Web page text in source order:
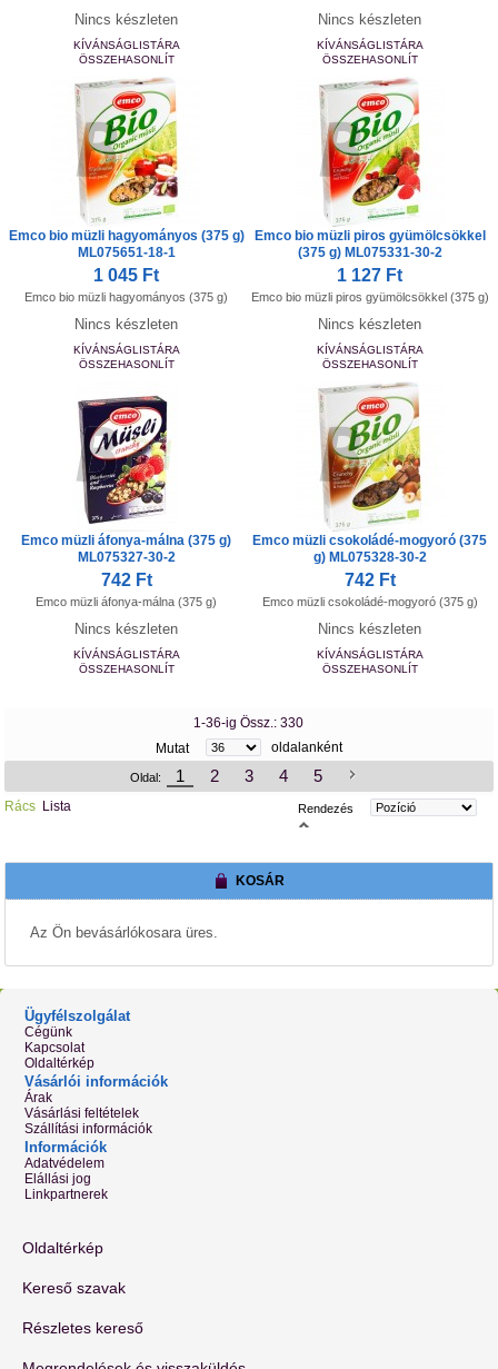
Nincs készleten
KÍVÁNSÁGLISTÁRA
ÖSSZEHASONLÍT
Nincs készleten
KÍVÁNSÁGLISTÁRA
ÖSSZEHASONLÍT
Emco bio müzli hagyományos (375 g)
ML075651-18-1
1 045 Ft
Emco bio müzli hagyományos (375 g)
Nincs készleten
KÍVÁNSÁGLISTÁRA
ÖSSZEHASONLÍT
Emco bio müzli piros gyümölcsökkel
(375 g) ML075331-30-2
1 127 Ft
Emco bio müzli piros gyümölcsökkel (375 g)
Nincs készleten
KÍVÁNSÁGLISTÁRA
ÖSSZEHASONLÍT
Emco müzli áfonya-málna (375 g)
ML075327-30-2
742 Ft
Emco müzli áfonya-málna (375 g)
Nincs készleten
KÍVÁNSÁGLISTÁRA
ÖSSZEHASONLÍT
Emco müzli csokoládé-mogyoró (375
g) ML075328-30-2
742 Ft
Emco müzli csokoládé-mogyoró (375 g)
Nincs készleten
KÍVÁNSÁGLISTÁRA
ÖSSZEHASONLÍT
1-36-ig Össz.: 330
Mutat
oldalanként
Oldal: 1 2 3 4 5
Rács Lista Rendezés
KOSÁR
Az Ön bevásárlókosara üres.
Ügyfélszolgálat
Cégünk
Kapcsolat
Oldaltérkép
Vásárlói információk
Árak
Vásárlási feltételek
Szállítási információk
Információk
Adatvédelem
Elállási jog
Linkpartnerek
Oldaltérkép
Kereső szavak
Részletes kereső